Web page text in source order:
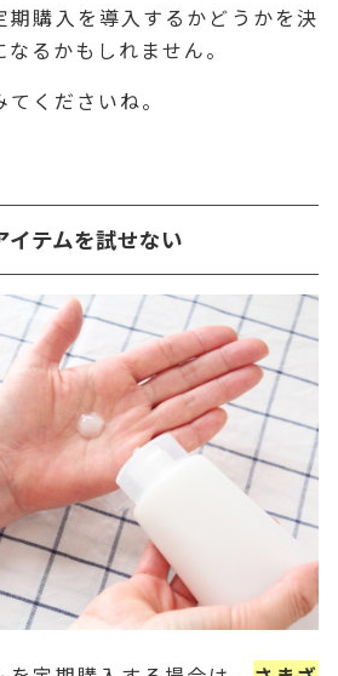
期購入を導入するかどうかを決
るかもしれません。
くださいね。
イテムを試せない